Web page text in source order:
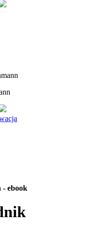
- ebook